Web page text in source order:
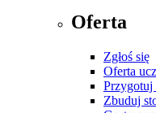
Oferta
Zgłoś się
Oferta
Przygotuj
Zbuduj